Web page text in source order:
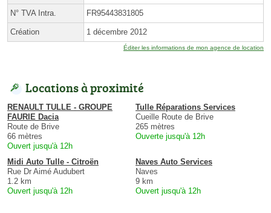
N° TVA Intra. FR95443831805
Création 1 décembre 2012
Éditer les informations de mon agence de location
Locations à proximité
RENAULT TULLE - GROUPE
FAURIE Dacia
Route de Brive
66 mètres
Ouvert jusqu'à 12h
Tulle Réparations Services
Cueille Route de Brive
265 mètres
Ouverte jusqu'à 12h
Midi Auto Tulle - Citroën
Rue Dr Aimé Audubert
1.2 km
Ouvert jusqu'à 12h
Naves Auto Services
Naves
9 km
Ouvert jusqu'à 12h